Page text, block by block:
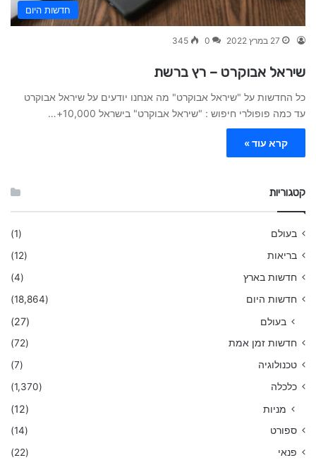
חדשות היום
27 במרץ 2022 0
345
שיראל אבוקרט – רץ ברשת
כל החדשות על "שיראל אבוקרט" מה אנחנו יודעים על שיראל אבוקרט
עד כמה פופולרי חיפוש : "שיראל אבוקרט" בישראל 10,000+…
קרא עוד »
קטגוריות
בעולם
(1)
בריאות
(12)
חדשות בארץ
(4)
חדשות היום
(18,864)
בעולם (27)
חדשות זמן אמת
(72)
טכנולוגיה
(7)
כלכלה
(1,370)
מניות (12)
ספורט
(14)
פנאי
(22)